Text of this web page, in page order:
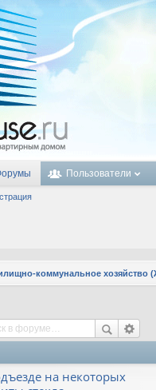
Пользователи
коммунальное хозяйство
на некоторых